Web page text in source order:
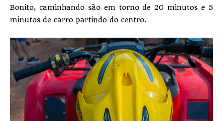
Bonito, caminhando são em torno de 20 minutos e 5
minutos de carro partindo do centro.